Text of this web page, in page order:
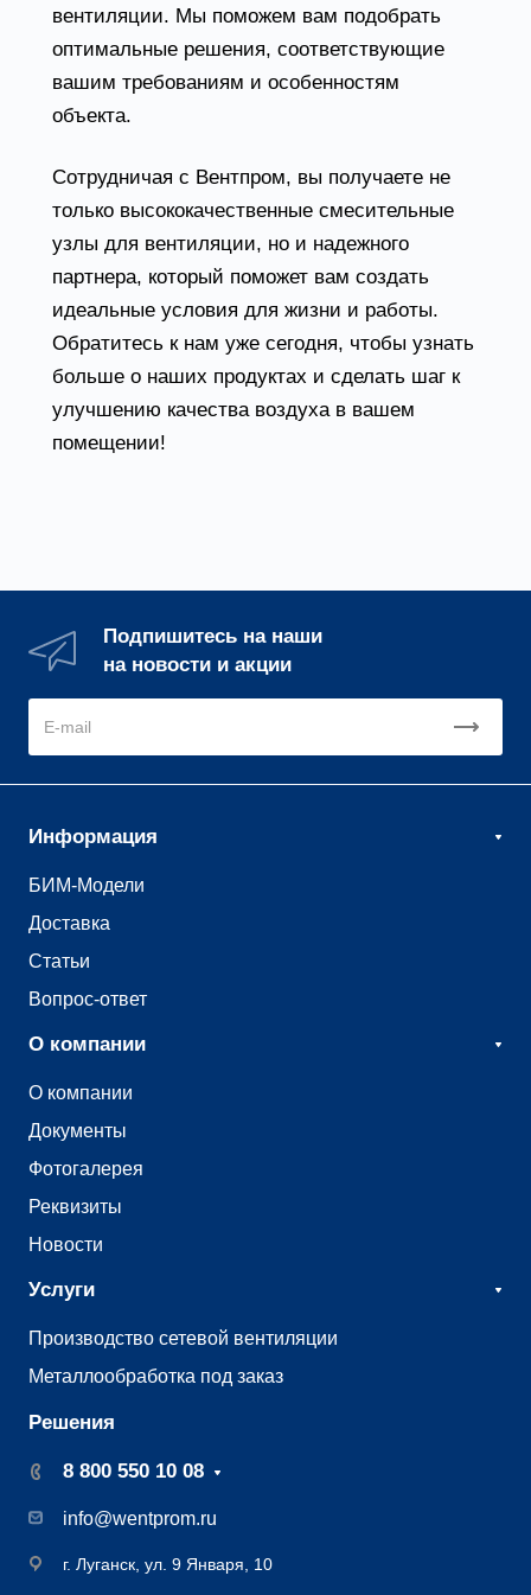
вентиляции. Мы поможем вам подобрать
оптимальные решения, соответствующие
вашим требованиям и особенностям
объекта.
Сотрудничая с Вентпром, вы получаете не
только высококачественные смесительные
узлы для вентиляции, но и надежного
партнера, который поможет вам создать
идеальные условия для жизни и работы.
Обратитесь к нам уже сегодня, чтобы узнать
больше о наших продуктах и сделать шаг к
улучшению качества воздуха в вашем
помещении!
Подпишитесь на наши
на новости и акции
Информация
БИМ-Модели
Доставка
Статьи
Вопрос-ответ
О компании
О компании
Документы
Фотогалерея
Реквизиты
Новости
Услуги
Производство сетевой вентиляции
Металлообработка под заказ
Решения
8 800 550 10 08
info@wentprom.ru
г. Луганск, ул. 9 Января, 10